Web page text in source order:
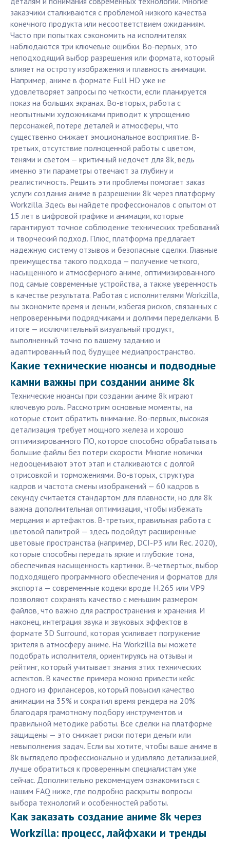
заказчики сталкиваются с проблемой низкого качества
конечного продукта или несоответствием ожиданиям.
Часто при попытках сэкономить на исполнителях
наблюдаются три ключевые ошибки. Во-первых, это
неподходящий выбор разрешения или формата, который
влияет на остроту изображения и плавность анимации.
Например, аниме в формате Full HD уже не
удовлетворяет запросы по четкости, если планируется
показ на больших экранах. Во-вторых, работа с
неопытными художниками приводит к упрощению
персонажей, потере деталей и атмосферы, что
существенно снижает эмоциональное восприятие. В-
третьих, отсутствие полноценной работы с цветом,
тенями и светом — критичный недочет для 8k, ведь
именно эти параметры отвечают за глубину и
реалистичность. Решить эти проблемы помогает заказ
услуги создания аниме в разрешении 8k через платформу
Workzilla. Здесь вы найдете профессионалов с опытом от
15 лет в цифровой графике и анимации, которые
гарантируют точное соблюдение технических требований
и творческий подход. Плюс, платформа предлагает
надежную систему отзывов и безопасные сделки. Главные
преимущества такого подхода — получение четкого,
насыщенного и атмосферного аниме, оптимизированного
под самые современные устройства, а также уверенность
в качестве результата. Работая с исполнителями Workzilla,
вы экономите время и деньги, избегая рисков, связанных с
непроверенными подрядчиками и долгими переделками. В
итоге — исключительный визуальный продукт,
выполненный точно по вашему заданию и
адаптированный под будущее медиапространство.
Какие технические нюансы и подводные
камни важны при создании аниме 8k
Технические нюансы при создании аниме 8k играют
ключевую роль. Рассмотрим основные моменты, на
которые стоит обратить внимание. Во-первых, высокая
детализация требует мощного железа и хорошо
оптимизированного ПО, которое способно обрабатывать
большие файлы без потери скорости. Многие новички
недооценивают этот этап и сталкиваются с долгой
отрисовкой и торможениями. Во-вторых, структура
кадров и частота смены изображений — 60 кадров в
секунду считается стандартом для плавности, но для 8k
важна дополнительная оптимизация, чтобы избежать
мерцания и артефактов. В-третьих, правильная работа с
цветовой палитрой — здесь подойдут расширенные
цветовые пространства (например, DCI-P3 или Rec. 2020),
которые способны передать яркие и глубокие тона,
обеспечивая насыщенность картинки. В-четвертых, выбор
подходящего программного обеспечения и форматов для
экспорта — современные кодеки вроде H.265 или VP9
позволяют сохранять качество с меньшим размером
файлов, что важно для распространения и хранения. И
наконец, интеграция звука и звуковых эффектов в
формате 3D Surround, которая усиливает погружение
зрителя в атмосферу аниме. На Workzilla вы можете
подобрать исполнителя, ориентируясь на отзывы и
рейтинг, который учитывает знания этих технических
аспектов. В качестве примера можно привести кейс
одного из фрилансеров, который повысил качество
анимации на 35% и сократил время рендера на 20%
благодаря грамотному подбору инструментов и
правильной методике работы. Все сделки на платформе
защищены — это снижает риски потери деньги или
невыполнения задач. Если вы хотите, чтобы ваше аниме в
8k выглядело профессионально и удивляло детализацией,
лучше обратиться к проверенным специалистам уже
сейчас. Дополнительно рекомендуем ознакомиться с
нашим FAQ ниже, где подробно раскрыты вопросы
выбора технологий и особенностей работы.
Как заказать создание аниме 8k через
Workzilla: процесс, лайфхаки и тренды